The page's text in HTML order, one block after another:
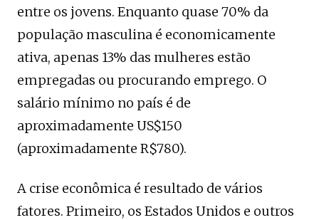
entre os jovens. Enquanto quase 70% da
população masculina é economicamente
ativa, apenas 13% das mulheres estão
empregadas ou procurando emprego. O
salário mínimo no país é de
aproximadamente US$150
(aproximadamente R$780).
A crise econômica é resultado de vários
fatores. Primeiro, os Estados Unidos e outros